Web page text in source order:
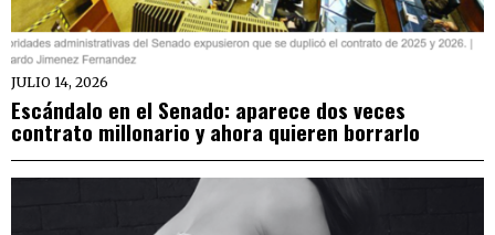
JULIO 14, 2026
Escándalo en el Senado: aparece dos veces
contrato millonario y ahora quieren borrarlo